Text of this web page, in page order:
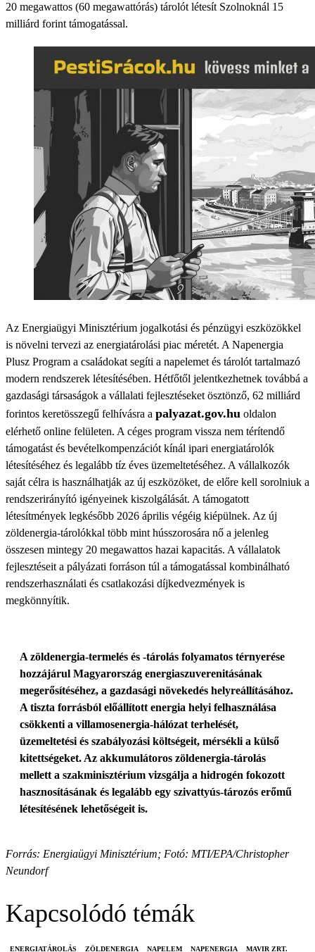
20 megawattos (60 megawattórás) tárolót létesít Szolnoknál 15
milliárd forint támogatással.
Az Energiaügyi Minisztérium jogalkotási és pénzügyi eszközökkel
is növelni tervezi az energiatárolási piac méretét. A Napenergia
Plusz Program a családokat segíti a napelemet és tárolót tartalmazó
modern rendszerek létesítésében. Hétfőtől jelentkezhetnek továbbá a
gazdasági társaságok a vállalati fejlesztéseket ösztönző, 62 milliárd
forintos keretösszegű felhívásra a palyazat.gov.hu oldalon
elérhető online felületen. A céges program vissza nem térítendő
támogatást és bevételkompenzációt kínál ipari energiatárolók
létesítéséhez és legalább tíz éves üzemeltetéséhez. A vállalkozók
saját célra is használhatják az új eszközöket, de előre kell sorolniuk a
rendszerirányító igényeinek kiszolgálását. A támogatott
létesítmények legkésőbb 2026 április végéig kiépülnek. Az új
zöldenergia-tárolókkal több mint hússzorosára nő a jelenleg
összesen mintegy 20 megawattos hazai kapacitás. A vállalatok
fejlesztéseit a pályázati forráson túl a támogatással kombinálható
rendszerhasználati és csatlakozási díjkedvezmények is
megkönnyítik.
A zöldenergia-termelés és -tárolás folyamatos térnyerése
hozzájárul Magyarország energiaszuverenitásának
megerősítéséhez, a gazdasági növekedés helyreállításához.
A tiszta forrásból előállított energia helyi felhasználása
csökkenti a villamosenergia-hálózat terhelését,
üzemeltetési és szabályozási költségeit, mérsékli a külső
kitettségeket. Az akkumulátoros zöldenergia-tárolás
mellett a szakminisztérium vizsgálja a hidrogén fokozott
hasznosításának és legalább egy szivattyús-tározós erőmű
létesítésének lehetőségeit is.
Forrás: Energiaügyi Minisztérium; Fotó: MTI/EPA/Christopher
Neundorf
Kapcsolódó témák
ENERGIATÁROLÁS ZÖLDENERGIA NAPELEM NAPENERGIA MAVIR ZRT.